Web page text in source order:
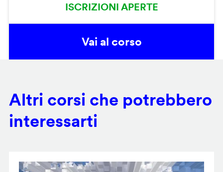
ISCRIZIONI APERTE
Vai al corso
Altri corsi che potrebbero
interessarti